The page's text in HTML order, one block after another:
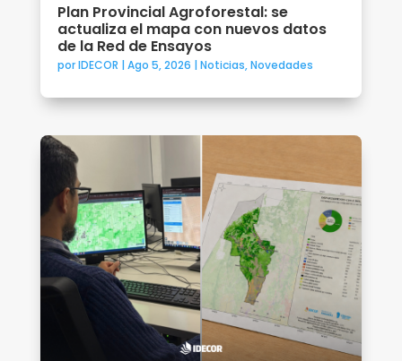
Plan Provincial Agroforestal: se
actualiza el mapa con nuevos datos
de la Red de Ensayos
porIDECOR | Ago 5, 2026 | Noticias,Novedades